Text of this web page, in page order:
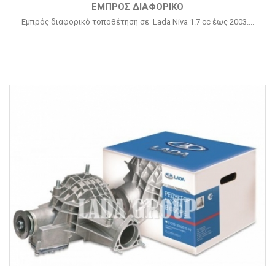
ΕΜΠΡΌΣ ΔΙΑΦΟΡΙΚΌ
Εμπρός διαφορικό τοποθέτηση σε Lada Niva 1.7 cc έως 2003....